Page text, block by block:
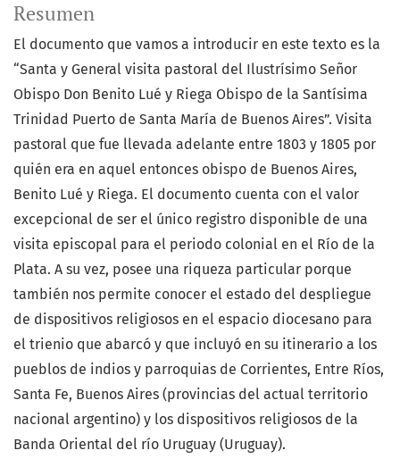
Resumen
El documento que vamos a introducir en este texto es la
“Santa y General visita pastoral del Ilustrísimo Señor
Obispo Don Benito Lué y Riega Obispo de la Santísima
Trinidad Puerto de Santa María de Buenos Aires”. Visita
pastoral que fue llevada adelante entre 1803 y 1805 por
quién era en aquel entonces obispo de Buenos Aires,
Benito Lué y Riega. El documento cuenta con el valor
excepcional de ser el único registro disponible de una
visita episcopal para el periodo colonial en el Río de la
Plata. A su vez, posee una riqueza particular porque
también nos permite conocer el estado del despliegue
de dispositivos religiosos en el espacio diocesano para
el trienio que abarcó y que incluyó en su itinerario a los
pueblos de indios y parroquias de Corrientes, Entre Ríos,
Santa Fe, Buenos Aires (provincias del actual territorio
nacional argentino) y los dispositivos religiosos de la
Banda Oriental del río Uruguay (Uruguay).